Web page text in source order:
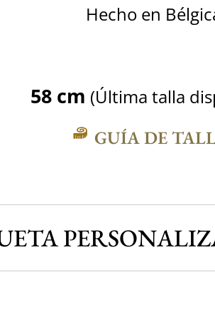
Hecho en
58 cm (Última talla
GUÍA DE